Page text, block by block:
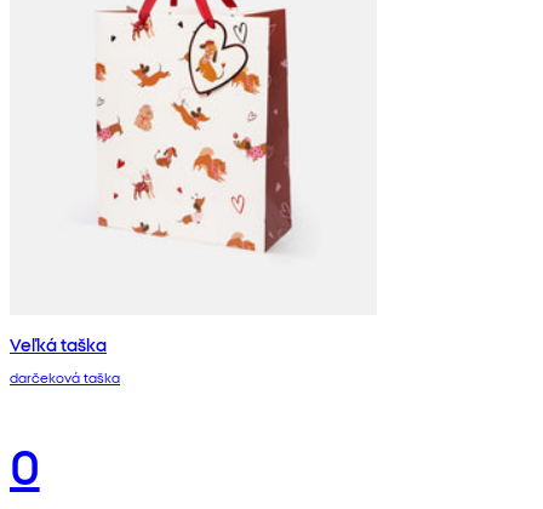
Veľká taška
darčeková taška
0